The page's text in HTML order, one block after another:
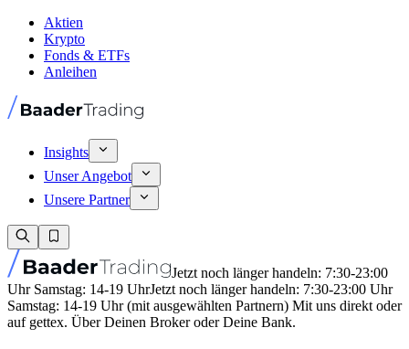
Aktien
Krypto
Fonds & ETFs
Anleihen
Insights
Unser Angebot
Unsere Partner
Jetzt noch länger handeln: 7:30-23:00
Uhr Samstag: 14-19 UhrJetzt noch länger handeln: 7:30-23:00 Uhr
Samstag: 14-19 Uhr (mit ausgewählten Partnern) Mit uns direkt oder
auf gettex. Über Deinen Broker oder Deine Bank.